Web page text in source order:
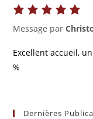
Message par
Excellent accueil,
%
Dernières